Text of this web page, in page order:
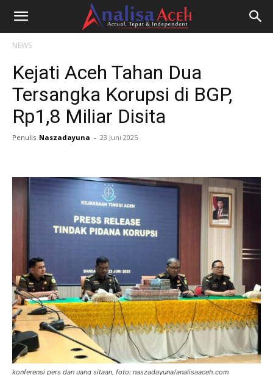
NEWS
Kejati Aceh Tahan Dua
Tersangka Korupsi di BGP,
Rp1,8 Miliar Disita
Penulis Naszadayuna - 23 Juni 2025
konferensi pers dan uang sitaan, foto: naszadayuna/analisaaceh.com